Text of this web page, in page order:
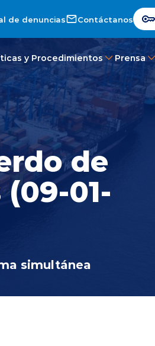
de denuncias Contáctanos
y Procedimientos Prensa
de
01-
simultánea